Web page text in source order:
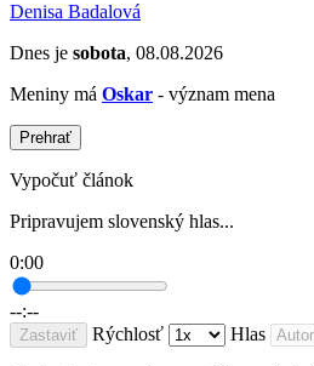
Denisa Badalová
Dnes je sobota, 08.08.2026
Meniny má Oskar - význam mena
Prehrať
Vypočuť článok
Pripravujem slovenský hlas...
0:00
--:--
Zastaviť Rýchlosť Hlas